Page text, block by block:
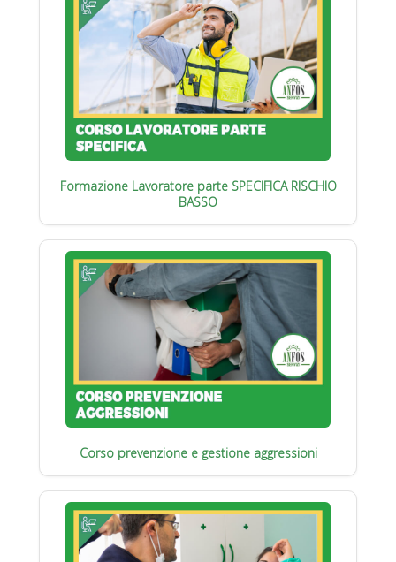
Formazione Lavoratore parte SPECIFICA RISCHIO
BASSO
Corso prevenzione e gestione aggressioni